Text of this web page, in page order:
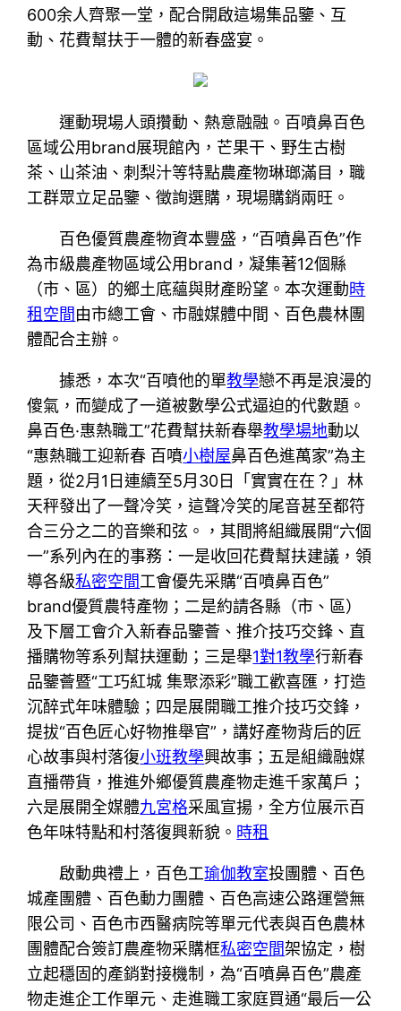
600余人齊聚一堂，配合開啟這場集品鑒、互
動、花費幫扶于一體的新春盛宴。
運動現場人頭攢動、熱意融融。百噴鼻百色
區域公用brand展現館內，芒果干、野生古樹
茶、山茶油、刺梨汁等特點農產物琳瑯滿目，職
工群眾立足品鑒、徵詢選購，現場購銷兩旺。
百色優質農產物資本豐盛，“百噴鼻百色”作
為市級農產物區域公用brand，凝集著12個縣
（市、區）的鄉土底蘊與財產盼望。本次運動時
租空間由市總工會、市融媒體中間、百色農林團
體配合主辦。
據悉，本次“百噴他的單教學戀不再是浪漫的
傻氣，而變成了一道被數學公式逼迫的代數題。
鼻百色·惠熱職工”花費幫扶新春舉教學場地動以
“惠熱職工迎新春 百噴小樹屋鼻百色進萬家”為主
題，從2月1日連續至5月30日「實實在在？」林
天秤發出了一聲冷笑，這聲冷笑的尾音甚至都符
合三分之二的音樂和弦。，其間將組織展開“六個
一”系列內在的事務：一是收回花費幫扶建議，領
導各級私密空間工會優先采購“百噴鼻百色”
brand優質農特產物；二是約請各縣（市、區）
及下層工會介入新春品鑒薈、推介技巧交鋒、直
播購物等系列幫扶運動；三是舉1對1教學行新春
品鑒薈暨“工巧紅城 集聚添彩”職工歡喜匯，打造
沉醉式年味體驗；四是展開職工推介技巧交鋒，
提拔“百色匠心好物推舉官”，講好產物背后的匠
心故事與村落復小班教學興故事；五是組織融媒
直播帶貨，推進外鄉優質農產物走進千家萬戶；
六是展開全媒體九宮格采風宣揚，全方位展示百
色年味特點和村落復興新貌。 時租
啟動典禮上，百色工瑜伽教室投團體、百色
城產團體、百色動力團體、百色高速公路運營無
限公司、百色市西醫病院等單元代表與百色農林
團體配合簽訂農產物采購框私密空間架協定，樹
立起穩固的產銷對接機制，為“百噴鼻百色”農產
物走進企工作單元、走進職工家庭買通“最后一公